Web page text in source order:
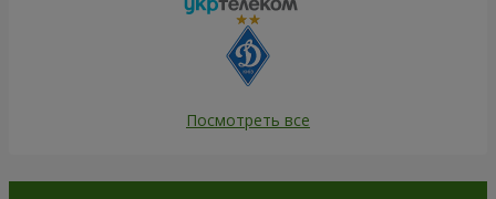
Посмотреть все